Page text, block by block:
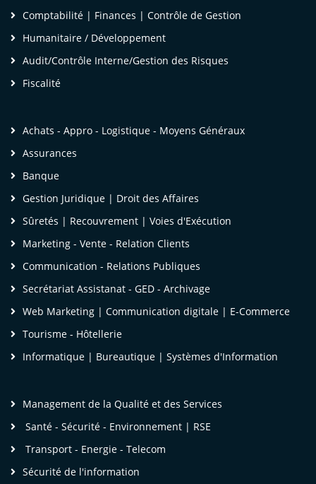
Comptabilité | Finances | Contrôle de Gestion
Humanitaire / Développement
Audit/Contrôle Interne/Gestion des Risques
Fiscalité
Achats - Appro - Logistique - Moyens Généraux
Assurances
Banque
Gestion Juridique | Droit des Affaires
Sûretés | Recouvrement | Voies d'Exécution
Marketing - Vente - Relation Clients
Communication - Relations Publiques
Secrétariat Assistanat - GED - Archivage
Web Marketing | Communication digitale | E-Commerce
Tourisme - Hôtellerie
Informatique | Bureautique | Systèmes d'Information
Management de la Qualité et des Services
Santé - Sécurité - Environnement | RSE
Transport - Energie - Telecom
Sécurité de l'information
dans votre cabinet auront le même niveau
technicité (Expertise, maitrise du sujet par les
»
– Mediterranean Shipping Company SA
Mme OBOUTI Osmella